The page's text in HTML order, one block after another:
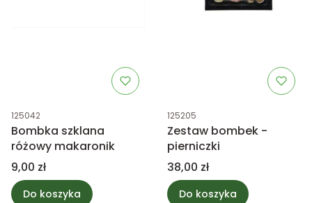
Kod produktu
125042
Bombka szklana
różowy makaronik
Cena
9,00 zł
Do koszyka
Kod produktu
125205
Zestaw bombek -
pierniczki
Cena
38,00 zł
Do koszyka